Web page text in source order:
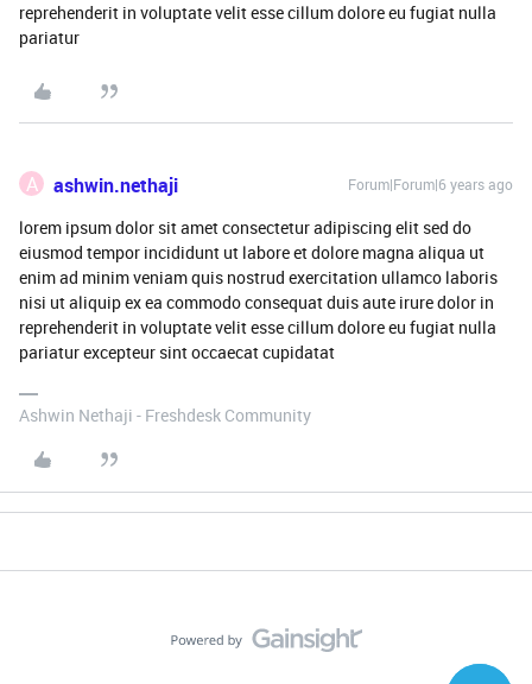
reprehenderit in voluptate velit esse cillum dolore eu fugiat nulla
pariatur
A ashwin.nethaji Forum|Forum|6 years ago
lorem ipsum dolor sit amet consectetur adipiscing elit sed do
eiusmod tempor incididunt ut labore et dolore magna aliqua ut
enim ad minim veniam quis nostrud exercitation ullamco laboris
nisi ut aliquip ex ea commodo consequat duis aute irure dolor in
reprehenderit in voluptate velit esse cillum dolore eu fugiat nulla
pariatur excepteur sint occaecat cupidatat
Ashwin Nethaji - Freshdesk Community